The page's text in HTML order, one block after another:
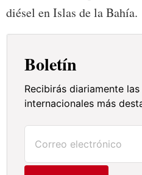
diésel en Islas de la Bahía.
Boletín
Recibirás diariamente
internacionales más